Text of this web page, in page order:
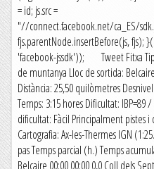
= id; js.src =
"//connect.facebook.net/ca_ES/
fjs.parentNode.insertBefore(js, fjs);
'facebook-jssdk')); Tweet Fitxa
de muntanya Lloc de sortida:
Distància: 25,50 quilòmetres
Temps: 3:15 hores Dificultat: IBP=89
dificultat: Fàcil Principalment pistes
Cartografia: Ax-les-Thermes IGN
pas Temps parcial (h.) Temps
Belcaire 00:00 00:00 0,0 Coll dels